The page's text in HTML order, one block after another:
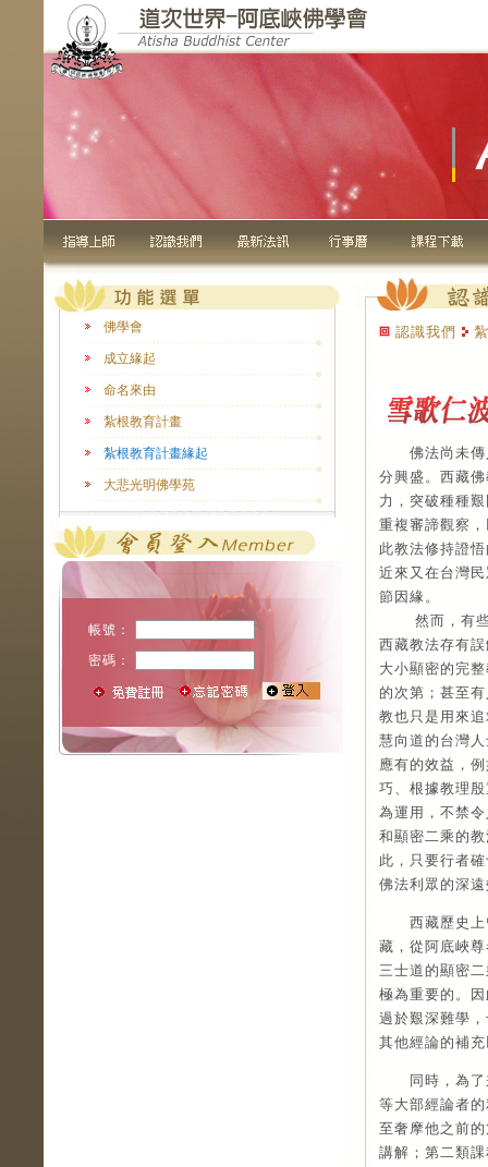
佛學會
成立緣起
命名來由
紮根教育計畫
紮根教育計畫緣起
大悲光明佛學苑
帳號：
密碼：
認識我們 紮
佛法尚未傳入
分興盛。西藏
力，突破種種
重複審諦觀察
此教法修持證
近來又在台灣
節因緣。
然而，有
西藏教法存有
大小顯密的完
的次第；甚至
教也只是用來
慧向道的台灣
應有的效益，
巧、根據教理
為運用，不禁
和顯密二乘的
此，只要行者
佛法利眾的深
西藏歷史上曾
藏，從阿底峽
三士道的顯密
極為重要的。
過於艱深難學
其他經論的補
同時，為了兼
等大部經論者
至奢摩他之前
講解；第二類